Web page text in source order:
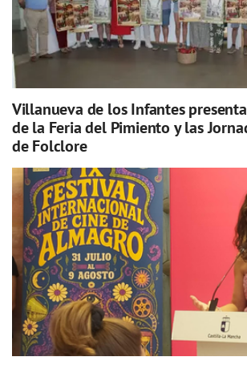
Villanueva de los Infantes
de la Feria del Pimiento y las
de Folclore